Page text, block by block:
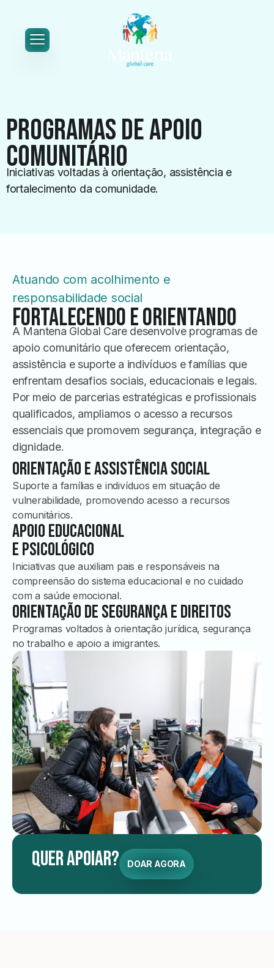
Programas de Apoio
Comunitário
Iniciativas voltadas à orientação, assistência e
fortalecimento da comunidade.
Quer Apoiar? DOAR AGORA
Atuando com acolhimento e
responsabilidade social
Fortalecendo e orientando
A Mantena Global Care desenvolve programas de
apoio comunitário que oferecem orientação,
assistência e suporte a indivíduos e famílias que
enfrentam desafios sociais, educacionais e legais.
Por meio de parcerias estratégicas e profissionais
qualificados, ampliamos o acesso a recursos
essenciais que promovem segurança, integração e
dignidade.
Orientação e Assistência Social
Suporte a famílias e indivíduos em situação de
vulnerabilidade, promovendo acesso a recursos
comunitários.
Apoio Educacional
e Psicológico
Iniciativas que auxiliam pais e responsáveis na
compreensão do sistema educacional e no cuidado
com a saúde emocional.
Orientação de Segurança e Direitos
Programas voltados à orientação jurídica, segurança
no trabalho e apoio a imigrantes.